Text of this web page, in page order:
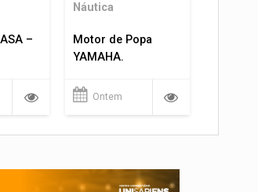
–
Náutica
Motor de Popa
YAMAHA.
Ontem